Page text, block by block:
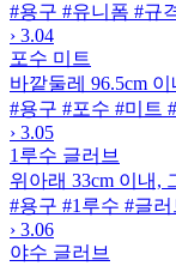
#용구 #유니폼 #규
› 3.04
포수 미트
바깥둘레 96.5cm
#용구 #포수 #미트
› 3.05
1루수 글러브
위아래 33cm 이내,
#용구 #1루수 #글러
› 3.06
야수 글러브